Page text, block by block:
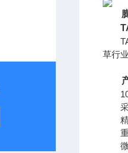
膨
TA-
草行
产
10
采
精密
重量
微